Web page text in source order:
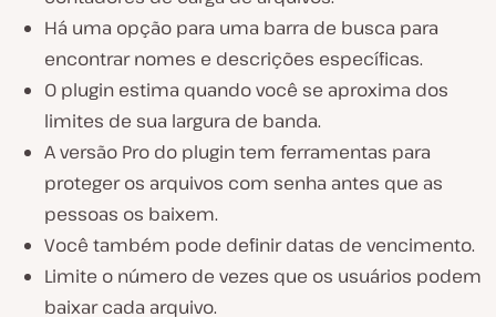
Há uma opção para uma barra de busca para
encontrar nomes e descrições específicas.
O plugin estima quando você se aproxima dos
limites de sua largura de banda.
A versão Pro do plugin tem ferramentas para
proteger os arquivos com senha antes que as
pessoas os baixem.
Você também pode definir datas de vencimento.
Limite o número de vezes que os usuários podem
baixar cada arquivo.